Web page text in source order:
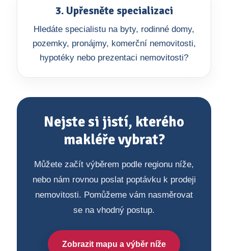
3. Upřesněte specializaci
Hledáte specialistu na byty, rodinné domy,
pozemky, pronájmy, komerční nemovitosti,
hypotéky nebo prezentaci nemovitosti?
Nejste si jistí, kterého
makléře vybrat?
Můžete začít výběrem podle regionu níže,
nebo nám rovnou poslat poptávku k prodeji
nemovitosti. Pomůžeme vám nasměrovat
se na vhodný postup.
Zobrazit mapu a výběr níže